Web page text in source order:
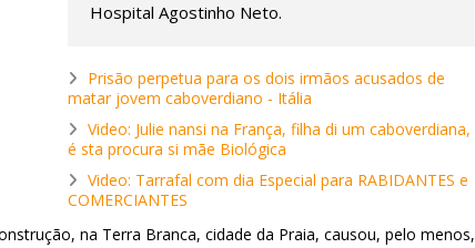
Hospital Agostinho Neto.
Prisão perpetua para os dois irmãos acusados de
matar jovem caboverdiano - Itália
Video: Julie nansi na França, filha di um caboverdiana,
é sta procura si mãe Biológica
Video: Tarrafal com dia Especial para RABIDANTES e
COMERCIANTES
na Terra Branca, cidade da Praia, causou, pelo menos,